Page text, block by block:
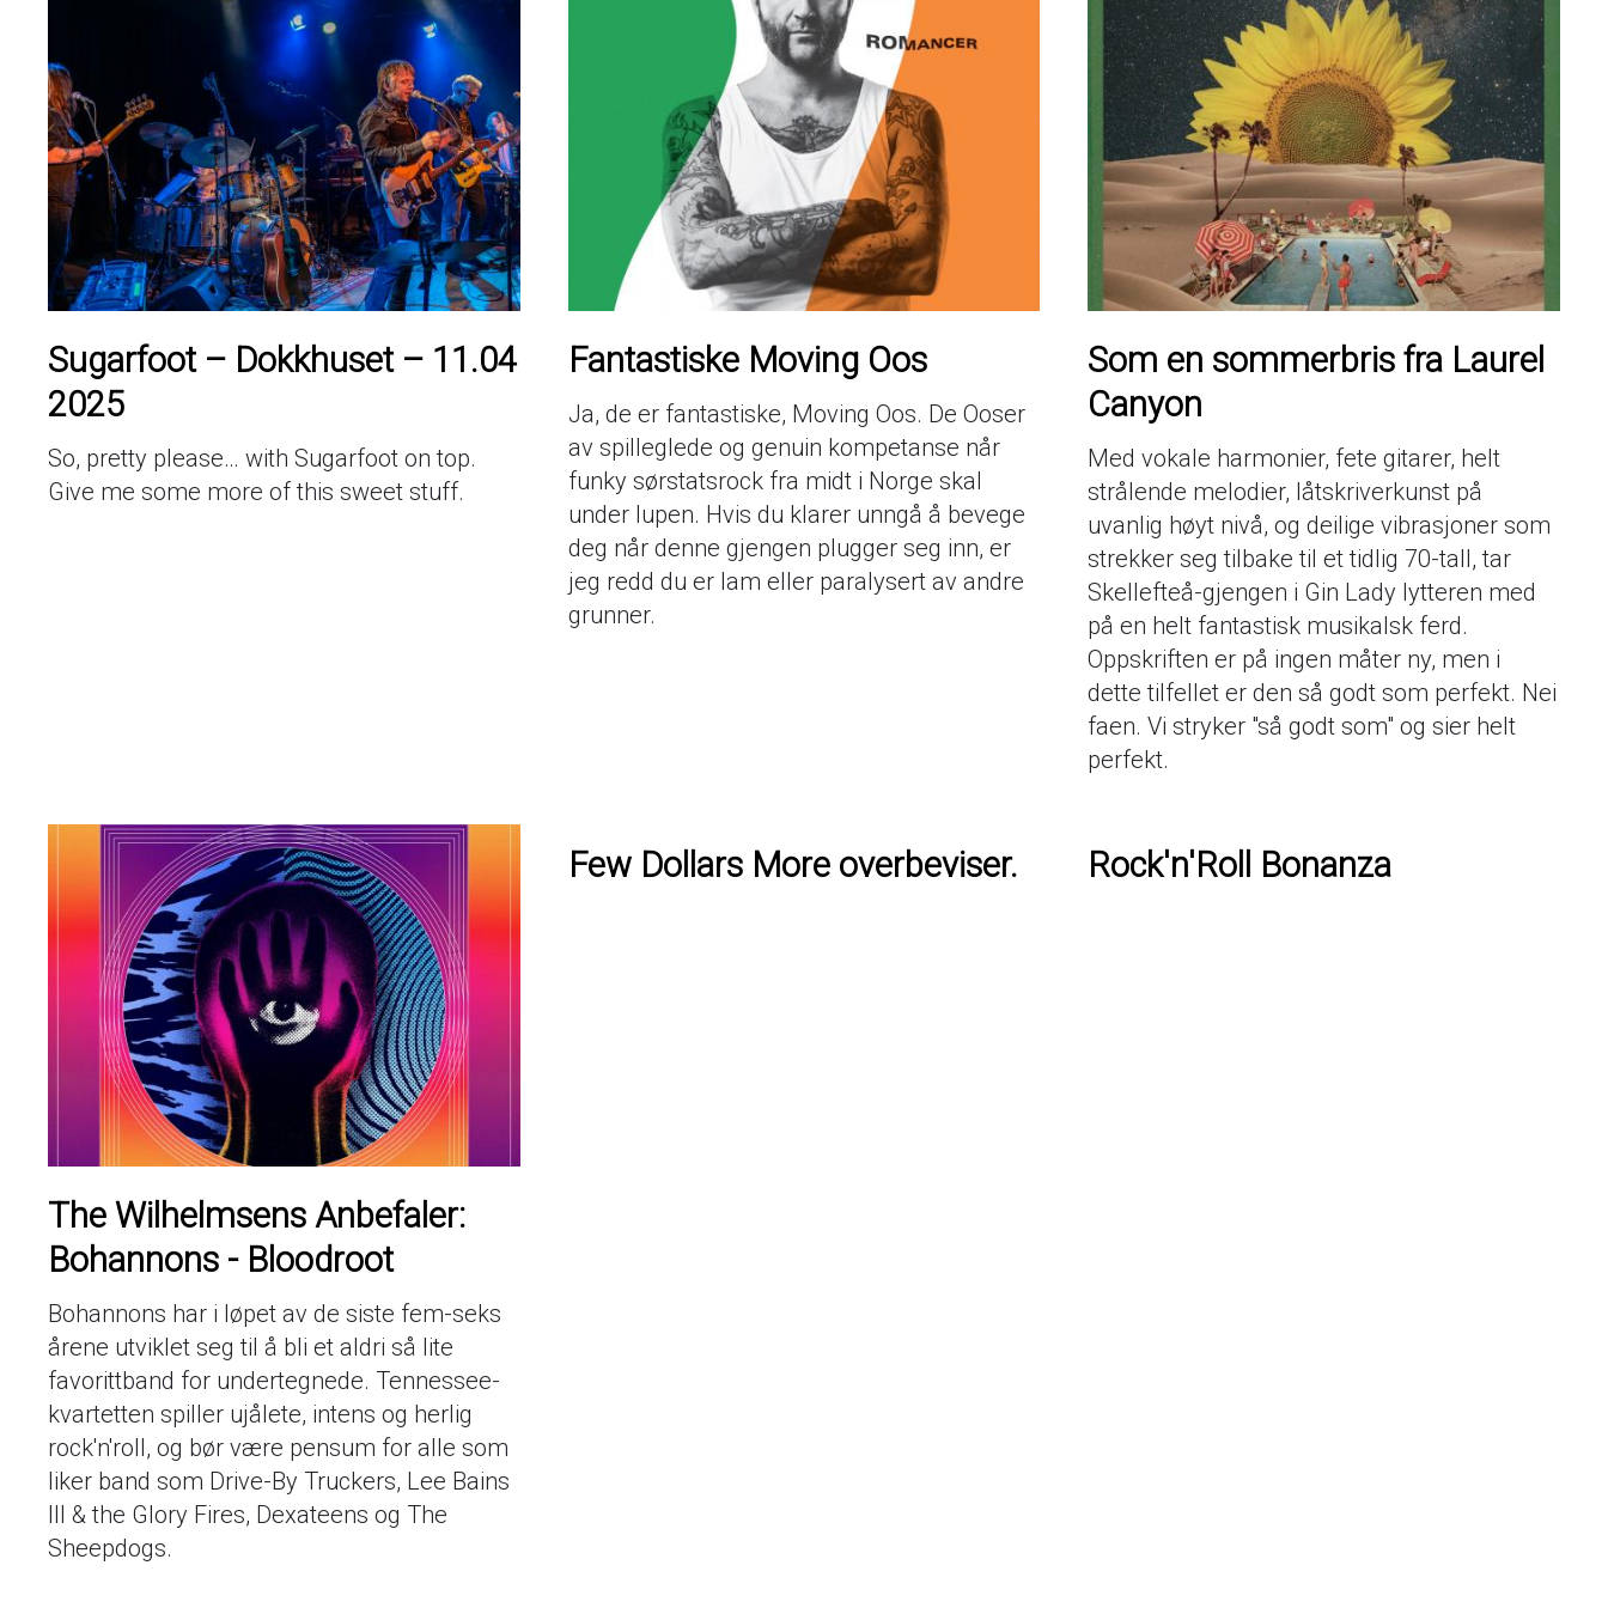
Sugarfoot – Dokkhuset – 11.04
2025
So, pretty please… with Sugarfoot on top.
Give me some more of this sweet stuff.
Fantastiske Moving Oos
Ja, de er fantastiske, Moving Oos. De Ooser
av spilleglede og genuin kompetanse når
funky sørstatsrock fra midt i Norge skal
under lupen. Hvis du klarer unngå å bevege
deg når denne gjengen plugger seg inn, er
jeg redd du er lam eller paralysert av andre
grunner.
Som en sommerbris fra Laurel
Canyon
Med vokale harmonier, fete gitarer, helt
strålende melodier, låtskriverkunst på
uvanlig høyt nivå, og deilige vibrasjoner som
strekker seg tilbake til et tidlig 70-tall, tar
Skellefteå-gjengen i Gin Lady lytteren med
på en helt fantastisk musikalsk ferd.
Oppskriften er på ingen måter ny, men i
dette tilfellet er den så godt som perfekt. Nei
faen. Vi stryker "så godt som" og sier helt
perfekt.
The Wilhelmsens Anbefaler:
Bohannons - Bloodroot
Bohannons har i løpet av de siste fem-seks
årene utviklet seg til å bli et aldri så lite
favorittband for undertegnede. Tennessee-
kvartetten spiller ujålete, intens og herlig
rock'n'roll, og bør være pensum for alle som
liker band som Drive-By Truckers, Lee Bains
III & the Glory Fires, Dexateens og The
Sheepdogs.
Few Dollars More overbeviser. Rock'n'Roll Bonanza